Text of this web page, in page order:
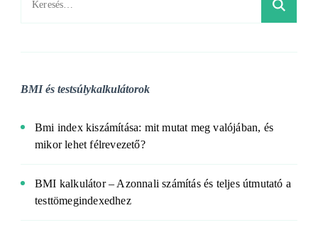
BMI és testsúlykalkulátorok
Bmi index kiszámítása: mit mutat meg valójában, és
mikor lehet félrevezető?
BMI kalkulátor – Azonnali számítás és teljes útmutató a
testtömegindexedhez